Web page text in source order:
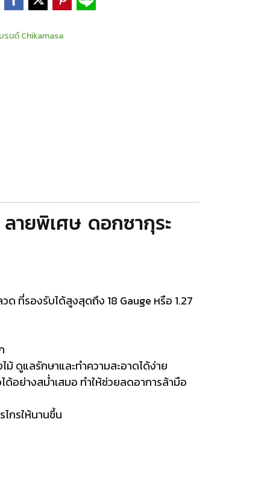
รนด์ Chikamasa
ายพิเศษ ดอกซากุระ
ที่รองรับได้สูงสุดถึง 18 Gauge หรือ 1.27
ดูแลรักษาและทำความสะอาดได้ง่าย
อย่างสม่ำเสมอ ทำให้ช่วยลดอาการล้ามือ
กรให้นานขึ้น